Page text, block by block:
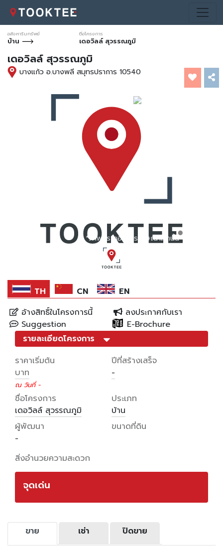
อสังหาริมทรัพย์
บ้าน
ชื่อโครงการ
เดอวิลล์ สุวรรณภูมิ
เดอวิลล์ สุวรรณภูมิ
บางแก้ว อ.บางพลี สมุทรปราการ 10540
*ภาพประกอบการโฆษณาเท่านั้น
TH CN
EN
อ้างสิทธิ์ในโครงการนี้
ลงประกาศกับเรา
Suggestion
E-Brochure
รายละเอียดโครงการ
ราคาเริ่มต้น
บาท
ณ วันที่ -
ปีที่สร้างเสร็จ
-
ชื่อโครงการ
เดอวิลล์ สุวรรณภูมิ
ประเภท
บ้าน
ผู้พัฒนา
-
ขนาดที่ดิน
สิ่งอำนวยความสะดวก
จุดเด่น
ขาย เช่า ปิดขาย